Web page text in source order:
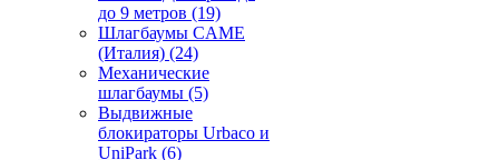
до 9 метров (19)
Шлагбаумы CAME
(Италия) (24)
Механические
шлагбаумы (5)
Выдвижные
блокираторы Urbaco и
UniPark (6)